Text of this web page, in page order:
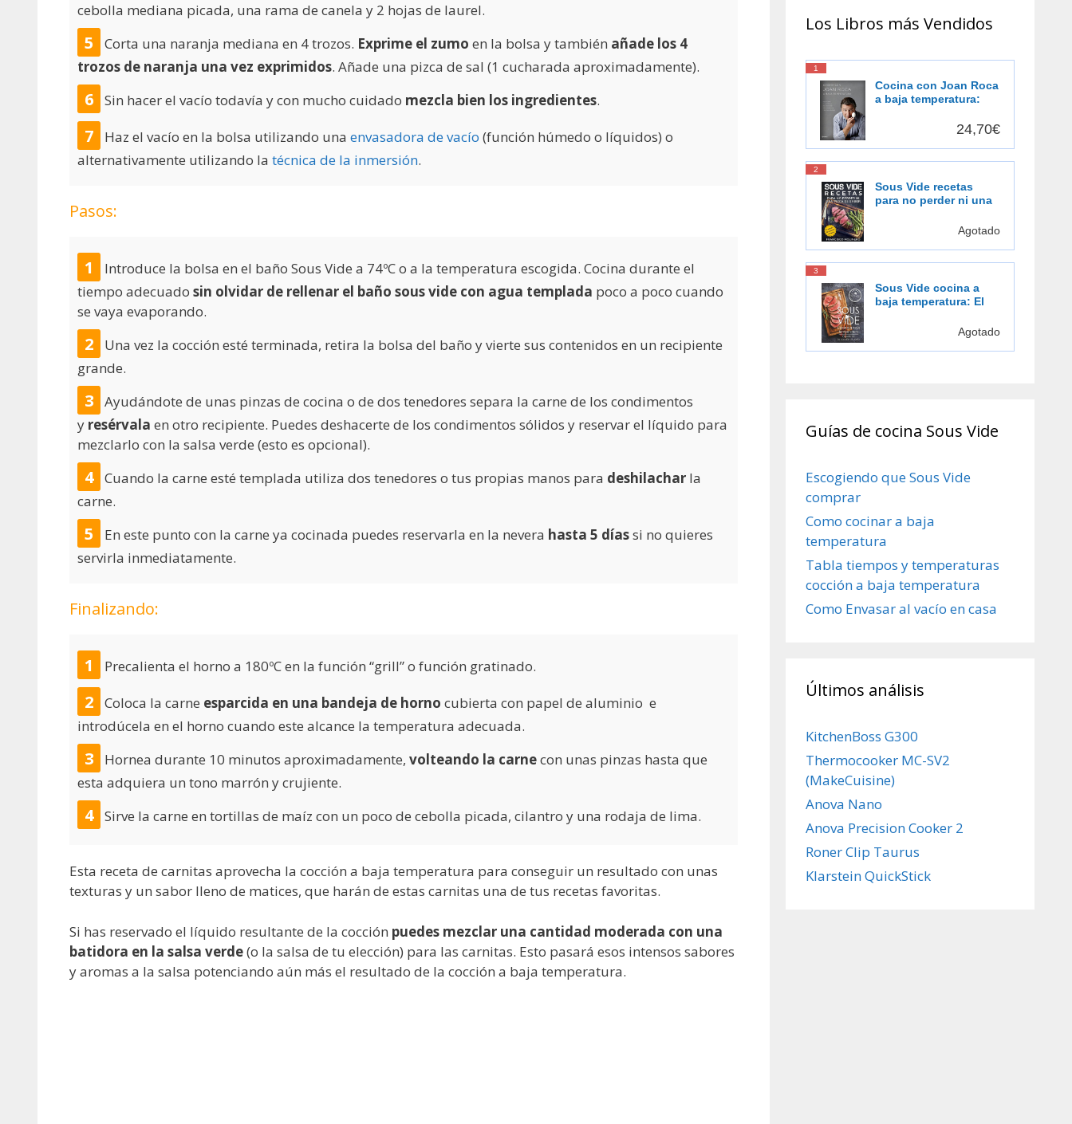
cebolla mediana picada, una rama de canela y 2 hojas de laurel.
Corta una naranja mediana en 4 trozos. Exprime el zumo en la bolsa y también añade los 4
trozos de naranja una vez exprimidos. Añade una pizca de sal (1 cucharada aproximadamente).
Sin hacer el vacío todavía y con mucho cuidado mezcla bien los ingredientes.
Haz el vacío en la bolsa utilizando una envasadora de vacío (función húmedo o líquidos) o
alternativamente utilizando la técnica de la inmersión.
Pasos:
Introduce la bolsa en el baño Sous Vide a 74ºC o a la temperatura escogida. Cocina durante el
tiempo adecuado sin olvidar de rellenar el baño sous vide con agua templada poco a poco cuando
se vaya evaporando.
Una vez la cocción esté terminada, retira la bolsa del baño y vierte sus contenidos en un recipiente
grande.
Ayudándote de unas pinzas de cocina o de dos tenedores separa la carne de los condimentos
y resérvala en otro recipiente. Puedes deshacerte de los condimentos sólidos y reservar el líquido para
mezclarlo con la salsa verde (esto es opcional).
Cuando la carne esté templada utiliza dos tenedores o tus propias manos para deshilachar la
carne.
En este punto con la carne ya cocinada puedes reservarla en la nevera hasta 5 díassi no quieres
servirla inmediatamente.
Finalizando:
Precalienta el horno a 180ºC en la función “grill” o función gratinado.
Coloca la carne esparcida en una bandeja de horno cubierta con papel de aluminio e
introdúcela en el horno cuando este alcance la temperatura adecuada.
Hornea durante 10 minutos aproximadamente, volteando la carnecon unas pinzas hasta que
esta adquiera un tono marrón y crujiente.
Sirve la carne en tortillas de maíz con un poco de cebolla picada, cilantro y una rodaja de lima.
Esta receta de carnitas aprovecha la cocción a baja temperatura para conseguir un resultado con unas
texturas y un sabor lleno de matices, que harán de estas carnitas una de tus recetas favoritas.
Si has reservado el líquido resultante de la cocción puedes mezclar una cantidad moderada con una
batidora en la salsa verde(o la salsa de tu elección) para las carnitas. Esto pasará esos intensos sabores
y aromas a la salsa potenciando aún más el resultado de la cocción a baja temperatura.
Los Libros más Vendidos
1
Cocina con Joan Roca
a baja temperatura:
de cocinar más
saludable [Español]
24,70€
2
Sous Vide recetas
para no perder ni una
placer de cocinar al
Agotado
3
Sous Vide cocina a
baja temperatura: El
Agotado
Guías de cocina Sous Vide
Escogiendo que Sous Vide
comprar
Como cocinar a baja
temperatura
Tabla tiempos y temperaturas
cocción a baja temperatura
Como Envasar al vacío en casa
Últimos análisis
KitchenBoss G300
Thermocooker MC-SV2
(MakeCuisine)
Anova Nano
Anova Precision Cooker 2
Roner Clip Taurus
Klarstein QuickStick